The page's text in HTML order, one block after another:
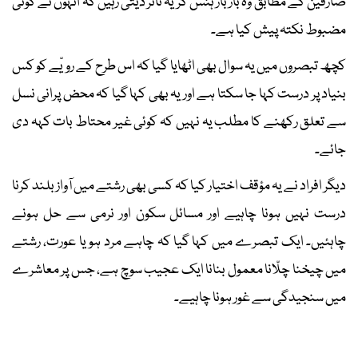
مضبوط نکتہ پیش کیا ہے۔
کچھ تبصروں میں یہ سوال بھی اٹھایا گیا کہ اس طرح کے رویّے کو کس
بنیاد پر درست کہا جا سکتا ہے اور یہ بھی کہا گیا کہ محض پرانی نسل
سے تعلق رکھنے کا مطلب یہ نہیں کہ کوئی غیر محتاط بات کہہ دی
جائے۔
دیگر افراد نے یہ مؤقف اختیار کیا کہ کسی بھی رشتے میں آواز بلند کرنا
درست نہیں ہونا چاہیے اور مسائل سکون اور نرمی سے حل ہونے
چاہئیں۔ ایک تبصرے میں کہا گیا کہ چاہے مرد ہو یا عورت، رشتے
میں چیخنا چلّانا معمول بنانا ایک عجیب سوچ ہے، جس پر معاشرے
میں سنجیدگی سے غور ہونا چاہیے۔